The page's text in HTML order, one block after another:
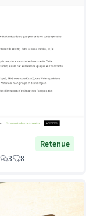
Retenue
3 8